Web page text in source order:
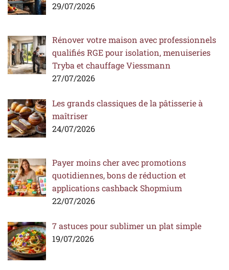
29/07/2026
Rénover votre maison avec professionnels
qualifiés RGE pour isolation, menuiseries
Tryba et chauffage Viessmann
27/07/2026
Les grands classiques de la pâtisserie à
maîtriser
24/07/2026
Payer moins cher avec promotions
quotidiennes, bons de réduction et
applications cashback Shopmium
22/07/2026
7 astuces pour sublimer un plat simple
19/07/2026